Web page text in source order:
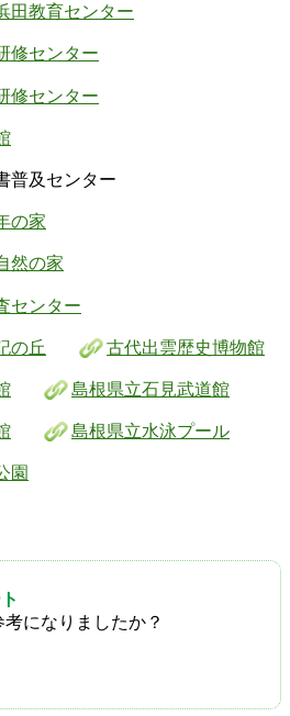
田教育センター
修センター
修センター
普及センター
の家
然の家
センター
の丘 古代出雲歴史博物館
島根県立石見武道館
島根県立水泳プール
園
になりましたか？